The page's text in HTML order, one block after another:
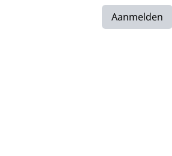
Aanmelden